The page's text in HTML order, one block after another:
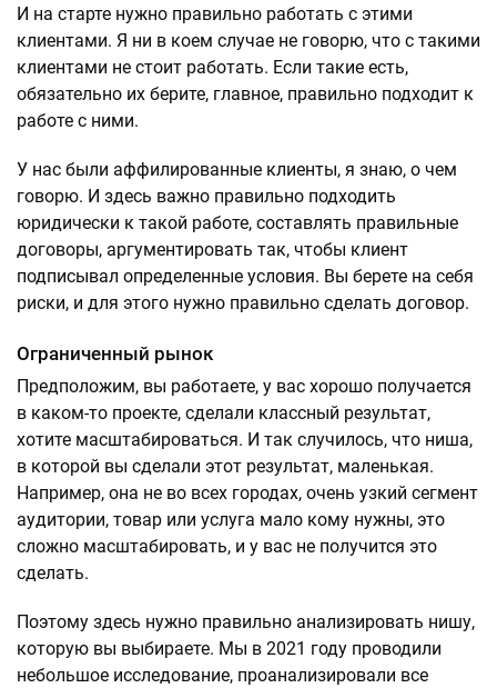
И на старте нужно правильно работать с этими
клиентами. Я ни в коем случае не говорю, что с такими
клиентами не стоит работать. Если такие есть,
обязательно их берите, главное, правильно подходит к
работе с ними.
У нас были аффилированные клиенты, я знаю, о чем
говорю. И здесь важно правильно подходить
юридически к такой работе, составлять правильные
договоры, аргументировать так, чтобы клиент
подписывал определенные условия. Вы берете на себя
риски, и для этого нужно правильно сделать договор.
Ограниченный рынок
Предположим, вы работаете, у вас хорошо получается
в каком-то проекте, сделали классный результат,
хотите масштабироваться. И так случилось, что ниша,
в которой вы сделали этот результат, маленькая.
Например, она не во всех городах, очень узкий сегмент
аудитории, товар или услуга мало кому нужны, это
сложно масштабировать, и у вас не получится это
сделать.
Поэтому здесь нужно правильно анализировать нишу,
которую вы выбираете. Мы в 2021 году проводили
небольшое исследование, проанализировали все